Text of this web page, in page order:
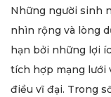
Những người sinh
nhìn rộng và lòng
hạn bởi những lợi
tích hợp mạng lưới
điều vĩ đại. Trong